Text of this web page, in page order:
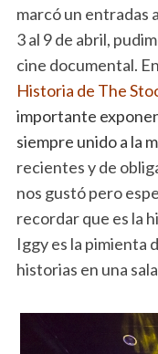
marcó un entradas
3 al 9 de abril,
cine documental.
Historia de The
importante
siempre unido a la
recientes y de
nos gustó pero
recordar que es la
Iggy es la pimienta
historias en una